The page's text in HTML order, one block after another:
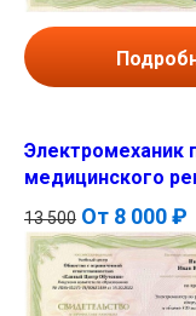
Электромеханик
медицинского
13 500 От 8 000 ₽